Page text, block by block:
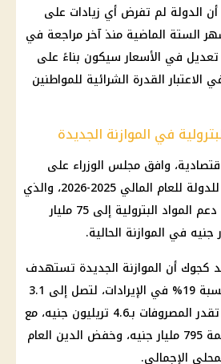
الدولة لم تفرض أي زيادات على
الستة الماضية منذ آخر مراجعة في
تعديل في الأسعار سيكون بناءً على
القدرة الشرائية للمواطنين
في الموازنة الجديدة
وافق مجلس الوزراء على
مشروع الموازنة العامة للدولة للعام المالي 2025-2026، والذي
دعم
المواد البترولية إلى 75 مليار
كجوك أن الموازنة الجديدة تستهدف
تحقيق نمو اقتصادي بنسبة 19% في الإيرادات، لتصل إلى 3.1
تريليون جنيه، في حين تقدر المصروفات بـ4.6 تريليون جنيه، مع
تحقيق فائض أولي بقيمة 795 مليار جنيه، وخفض الدين العام